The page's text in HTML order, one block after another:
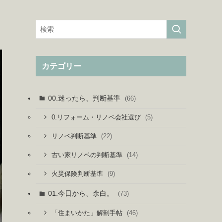
カテゴリー
00.迷ったら、判断基準 (66)
0.リフォーム・リノベ会社選び (5)
リノベ判断基準 (22)
古い家リノベの判断基準 (14)
火災保険判断基準 (9)
01.今日から、余白。 (73)
「住まいかた」解剖手帖 (46)